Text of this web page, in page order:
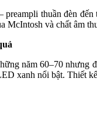
thuần đèn
McIntosh và chất âm
năm 60–70
xanh nổi bật. Thiết